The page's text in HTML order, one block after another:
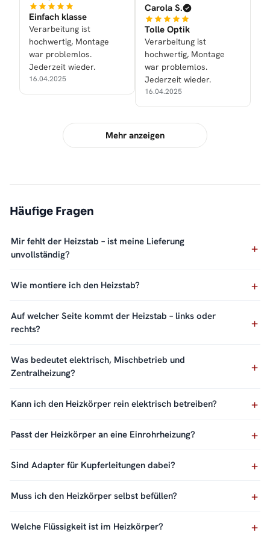
Einfach klasse
Verarbeitung ist
hochwertig, Montage
war problemlos.
Jederzeit wieder.
16.04.2025
Carola S.
Tolle Optik
Verarbeitung ist
hochwertig, Montage
war problemlos.
Jederzeit wieder.
16.04.2025
Mehr anzeigen
Häufige Fragen
Mir fehlt der Heizstab – ist meine Lieferung
unvollständig?
Wie montiere ich den Heizstab?
Auf welcher Seite kommt der Heizstab – links oder
rechts?
Was bedeutet elektrisch, Mischbetrieb und
Zentralheizung?
Kann ich den Heizkörper rein elektrisch betreiben?
Passt der Heizkörper an eine Einrohrheizung?
Sind Adapter für Kupferleitungen dabei?
Muss ich den Heizkörper selbst befüllen?
Welche Flüssigkeit ist im Heizkörper?